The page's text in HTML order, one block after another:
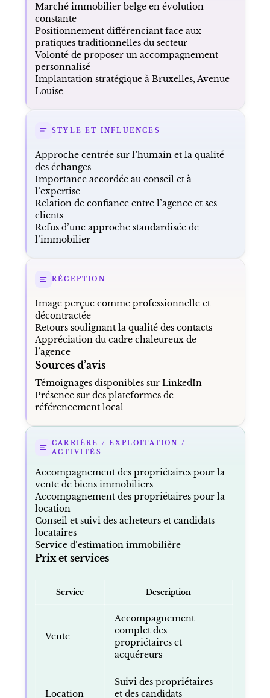
Marché immobilier belge en évolution
constante
Positionnement différenciant face aux
pratiques traditionnelles du secteur
Volonté de proposer un accompagnement
personnalisé
Implantation stratégique à Bruxelles, Avenue
Louise
STYLE ET INFLUENCES
Approche centrée sur l’humain et la qualité
des échanges
Importance accordée au conseil et à
l’expertise
Relation de confiance entre l’agence et ses
clients
Refus d’une approche standardisée de
l’immobilier
RÉCEPTION
Image perçue comme professionnelle et
décontractée
Retours soulignant la qualité des contacts
Appréciation du cadre chaleureux de
l’agence
Sources d’avis
Témoignages disponibles sur LinkedIn
Présence sur des plateformes de
référencement local
CARRIÈRE / EXPLOITATION /
ACTIVITÉS
Accompagnement des propriétaires pour la
vente de biens immobiliers
Accompagnement des propriétaires pour la
location
Conseil et suivi des acheteurs et candidats
locataires
Service d’estimation immobilière
Prix et services
Service Description
Vente
Accompagnement
complet des
propriétaires et
acquéreurs
Location
Suivi des propriétaires
et des candidats